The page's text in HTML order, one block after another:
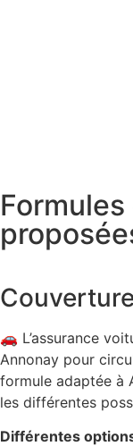
🚗 L’assurance
Annonay pour
formule adaptée à
les différentes
Différentes